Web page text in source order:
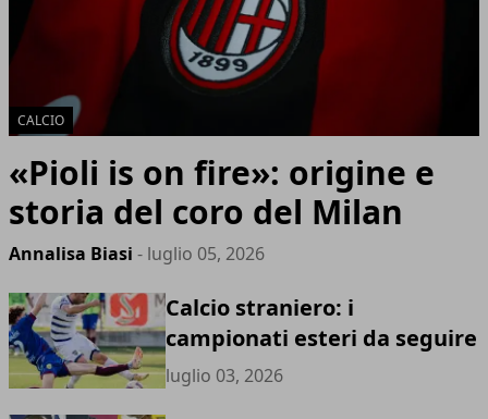
CALCIO
«Pioli is on fire»: origine e
storia del coro del Milan
Annalisa Biasi - luglio 05, 2026
Calcio straniero: i
campionati esteri da seguire
luglio 03, 2026